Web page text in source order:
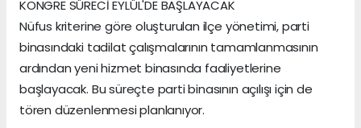
KONGRE SÜRECİ EYLÜL'DE BAŞLAYACAK
Nüfus kriterine göre oluşturulan ilçe yönetimi, parti
binasındaki tadilat çalışmalarının tamamlanmasının
ardından yeni hizmet binasında faaliyetlerine
başlayacak. Bu süreçte parti binasının açılışı için de
tören düzenlenmesi planlanıyor.